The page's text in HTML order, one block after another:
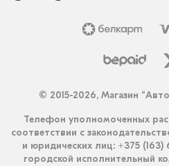
© 2015-2026, Магазин
Телефон уполномоченных
соответствии с
и юридических лиц: +375 (163)
городской исполнительный